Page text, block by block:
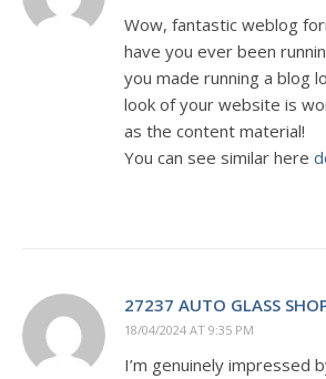
Wow, fantastic weblog
have you ever been
you made running a blog
look of your website is
as the content material!
You can see similar here
27237 AUTO GLASS
18/04/2024 AT 9:35 PM
I’m genuinely impressed